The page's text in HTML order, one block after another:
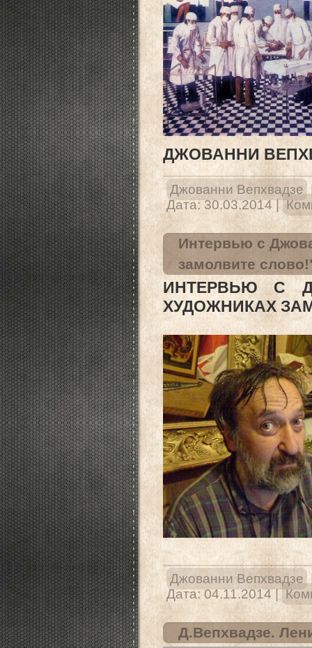
ДЖОВАННИ
Джованни Вепхвадзе
Дата: 30.03.2014 |
Интервью с
замолвите
ИНТЕРВЬЮ С
ХУДОЖНИКАХ
Джованни Вепхвадзе
Дата: 04.11.2014 |
Д.Вепхвадзе.